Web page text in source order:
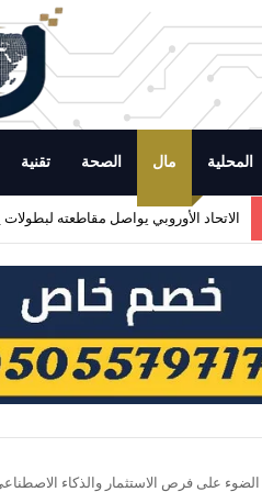
المحلية مال الصحة تقنية
الاتحاد الأوروبي يواصل مقاطعته لبطولات
على فرص الاستثمار والذكاء